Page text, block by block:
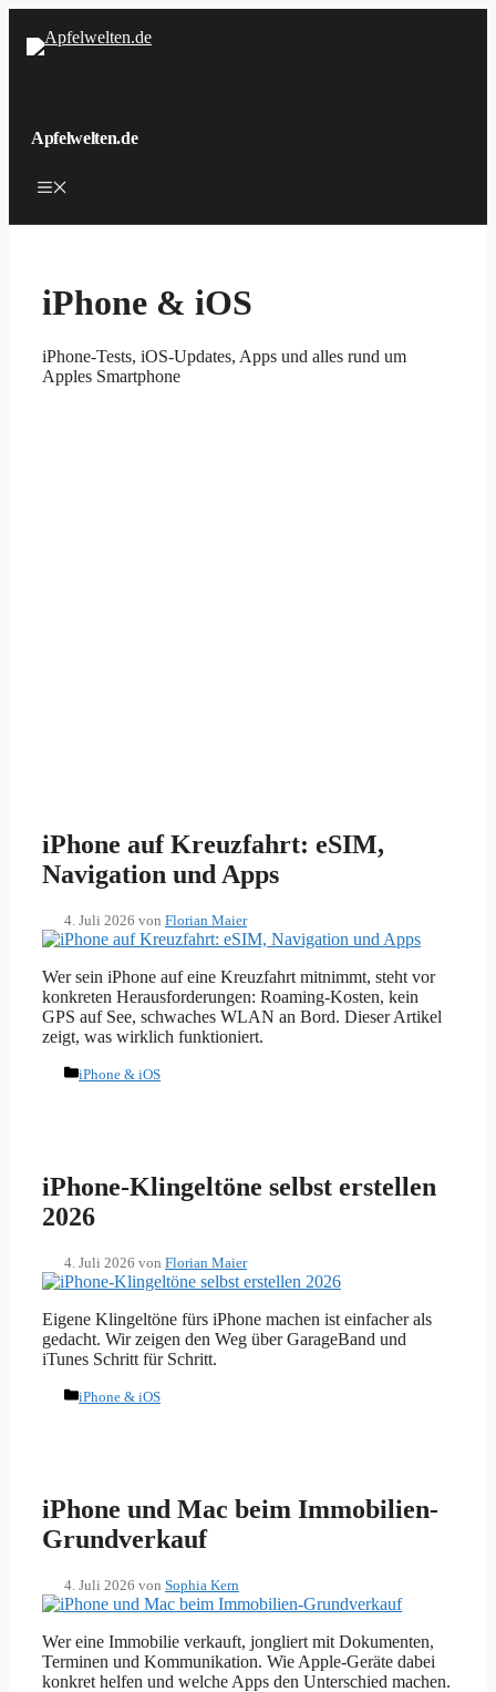
Inhalt
springen
Apfelwelten.de
Menü
iPhone & iOS
iPhone-Tests, iOS-Updates, Apps und alles rund um
Apples Smartphone
iPhone auf Kreuzfahrt: eSIM,
Navigation und Apps
4. Juli 2026 von Florian Maier
Wer sein iPhone auf eine Kreuzfahrt mitnimmt, steht vor
konkreten Herausforderungen: Roaming-Kosten, kein
GPS auf See, schwaches WLAN an Bord. Dieser Artikel
zeigt, was wirklich funktioniert.
Kategorien
iPhone & iOS
iPhone-Klingeltöne selbst erstellen
2026
4. Juli 2026 von Florian Maier
Eigene Klingeltöne fürs iPhone machen ist einfacher als
gedacht. Wir zeigen den Weg über GarageBand und
iTunes Schritt für Schritt.
Kategorien
iPhone & iOS
iPhone und Mac beim Immobilien-
Grundverkauf
4. Juli 2026 von Sophia Kern
Wer eine Immobilie verkauft, jongliert mit Dokumenten,
Terminen und Kommunikation. Wie Apple-Geräte dabei
konkret helfen und welche Apps den Unterschied machen.